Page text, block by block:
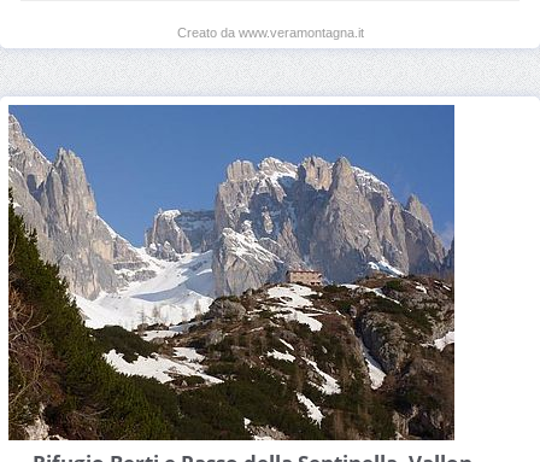
Creato da www.veramontagna.it